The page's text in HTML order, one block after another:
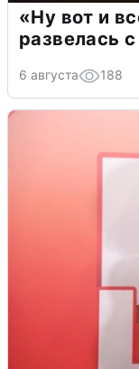
«Ну вот и
развелась
6 августа 188